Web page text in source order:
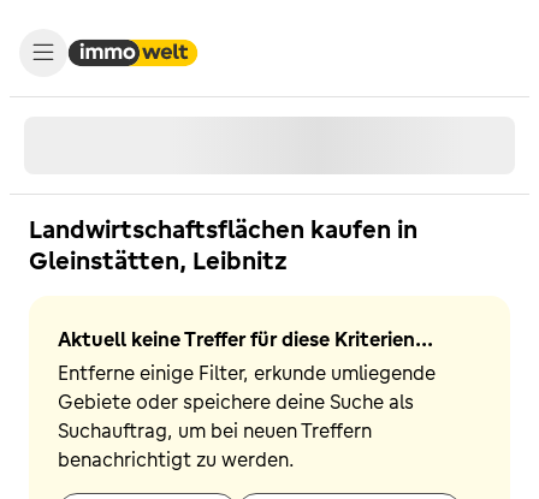
Landwirtschaftsflächen kaufen in
Gleinstätten, Leibnitz
Aktuell keine Treffer für diese Kriterien...
Entferne einige Filter, erkunde umliegende
Gebiete oder speichere deine Suche als
Suchauftrag, um bei neuen Treffern
benachrichtigt zu werden.